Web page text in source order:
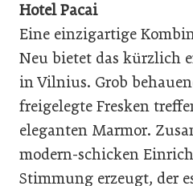
Hotel Pacai
Eine einzigartige
Neu bietet das kürzlich
in Vilnius. Grob
freigelegte Fresken
eleganten Marmor.
modern-schicken
Stimmung erzeugt, der